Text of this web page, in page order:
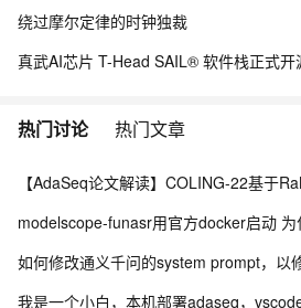
绕过摩尔定律的时钟独裁
真武AI芯片 T-Head SAIL® 软件栈正式开
热门讨论 热门文章
【AdaSeq论文解读】COLING-22基于
如何修改通义千问的system prompt，以